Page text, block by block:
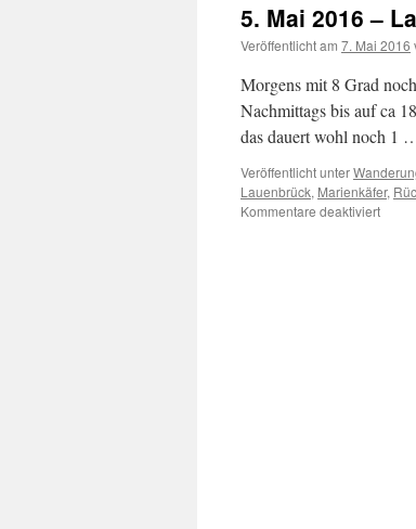
5. Mai 2016 –
Veröffentlicht am 7. Mai 2016
Morgens mit 8 Grad
Nachmittags bis auf ca
das dauert wohl noch 1
Veröffentlicht unter
Lauenbrück, Marienkäfer,
Kommentare deaktiviertfür